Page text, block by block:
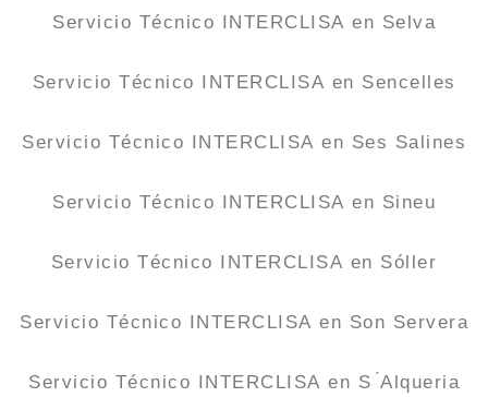
Servicio Técnico INTERCLISA en Selva
Servicio Técnico INTERCLISA en Sencelles
Servicio Técnico INTERCLISA en Ses Salines
Servicio Técnico INTERCLISA en Sineu
Servicio Técnico INTERCLISA en Sóller
Servicio Técnico INTERCLISA en Son Servera
Servicio Técnico INTERCLISA en S ́Alqueria